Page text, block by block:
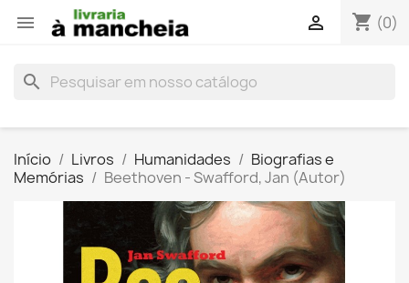
 shopping_cart (0)

search
Início Livros Humanidades
Biografias e
Memórias
Beethoven - Swafford, Jan (Autor)